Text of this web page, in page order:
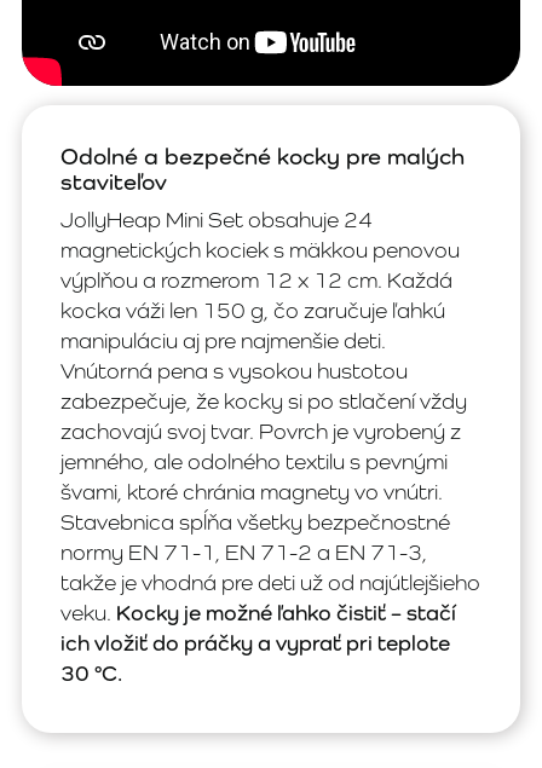
Odolné a bezpečné kocky pre malých
staviteľov
JollyHeap Mini Set obsahuje 24
magnetických kociek s mäkkou penovou
výplňou a rozmerom 12 x 12 cm. Každá
kocka váži len 150 g, čo zaručuje ľahkú
manipuláciu aj pre najmenšie deti.
Vnútorná pena s vysokou hustotou
zabezpečuje, že kocky si po stlačení vždy
zachovajú svoj tvar. Povrch je vyrobený z
jemného, ale odolného textilu s pevnými
švami, ktoré chránia magnety vo vnútri.
Stavebnica spĺňa všetky bezpečnostné
normy EN 71-1, EN 71-2 a EN 71-3,
takže je vhodná pre deti už od najútlejšieho
veku. Kocky je možné ľahko čistiť – stačí
ich vložiť do práčky a vyprať pri teplote
30 °C.